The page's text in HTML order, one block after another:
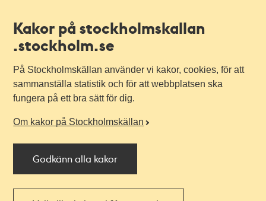
Kakor på stockholmskallan
.stockholm.se
På Stockholmskällan använder vi kakor, cookies, för att
sammanställa statistik och för att webbplatsen ska
fungera på ett bra sätt för dig.
Om kakor på Stockholmskällan
Godkänn alla kakor